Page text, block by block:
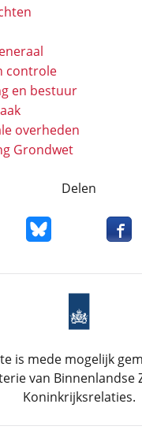
controle
en bestuur
overheden
Grondwet
Delen
op X
Deel dit item opDeel
is mede mogelijk
van Binnenlandse
Koninkrijksrelaties.